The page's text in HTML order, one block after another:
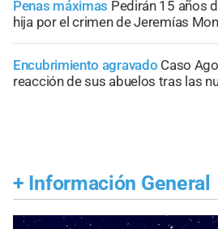
Penas máximas Pedirán 15 años
hija por el crimen de Jeremías
Encubrimiento agravado Caso
reacción de sus abuelos tras las
+ Información General